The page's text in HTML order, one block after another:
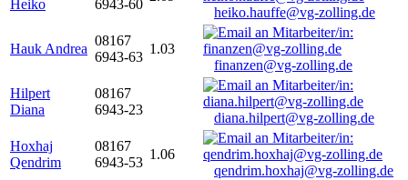
Heiko
6943-60
heiko.hauffe@vg-zolling.de
Hauk Andrea
08167
6943-63
1.03
finanzen@vg-zolling.de
Hilpert
Diana
08167
6943-23
diana.hilpert@vg-zolling.de
Hoxhaj
Qendrim
08167
6943-53
1.06
qendrim.hoxhaj@vg-zolling.de